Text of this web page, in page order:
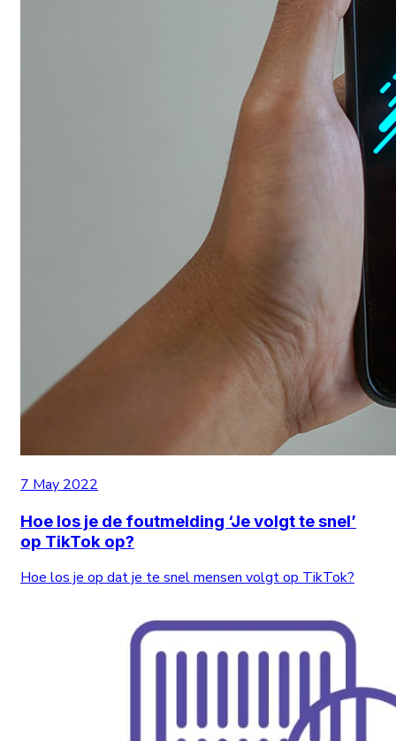
7 May 2022
Hoe los je de foutmelding ‘Je volgt te snel’
op TikTok op?
Hoe los je op dat je te snel mensen volgt op TikTok?